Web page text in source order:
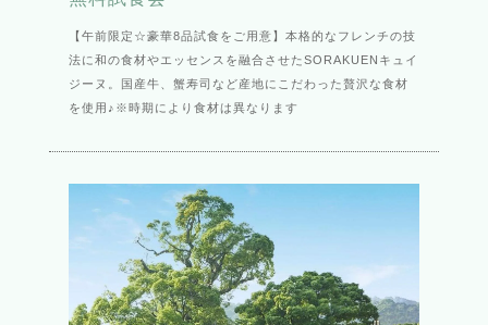
【午前限定☆豪華8品試食をご用意】本格的なフレンチの技
法に和の食材やエッセンスを融合させたSORAKUENキュイ
ジーヌ。国産牛、蟹寿司など産地にこだわった贅沢な食材
を使用♪※時期により食材は異なります